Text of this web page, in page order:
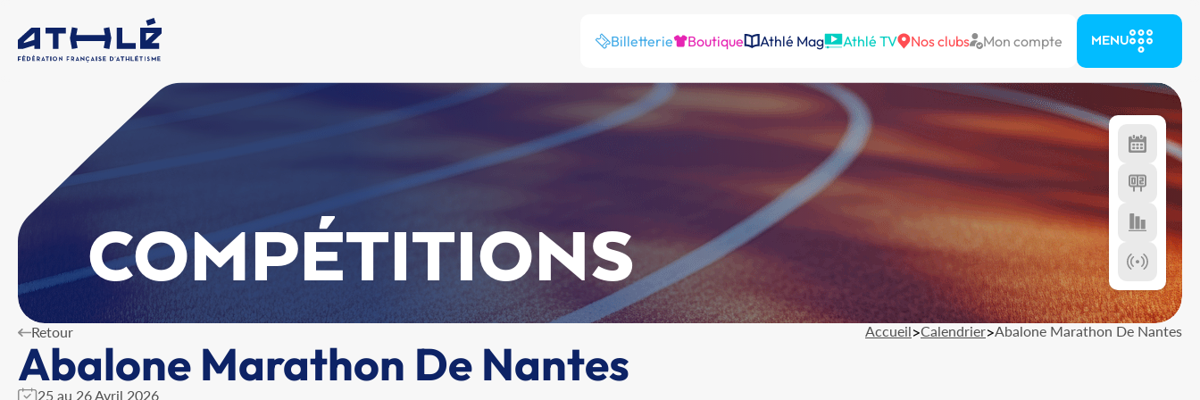
Billetterie Boutique Athlé Mag Athlé TV Nos clubs Mon compte MENU
COMPÉTITIONS
Retour Accueil>Calendrier>Abalone Marathon De Nantes
Abalone Marathon De Nantes
25 au 26 Avril 2026